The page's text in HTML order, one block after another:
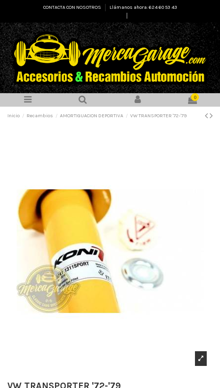
CONTACTA CON NOSOTROS
Llámanos ahora: 624 60 53 43
0
Inicio Recambios AMORTIGUACION DEPORTIVA VW TRANSPORTER '72-'79